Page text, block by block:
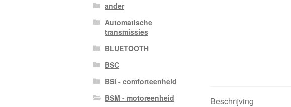
Beschrijving
ander
Automatische
transmissies
BLUETOOTH
BSC
BSI - comforteenheid
BSM - motoreenheid